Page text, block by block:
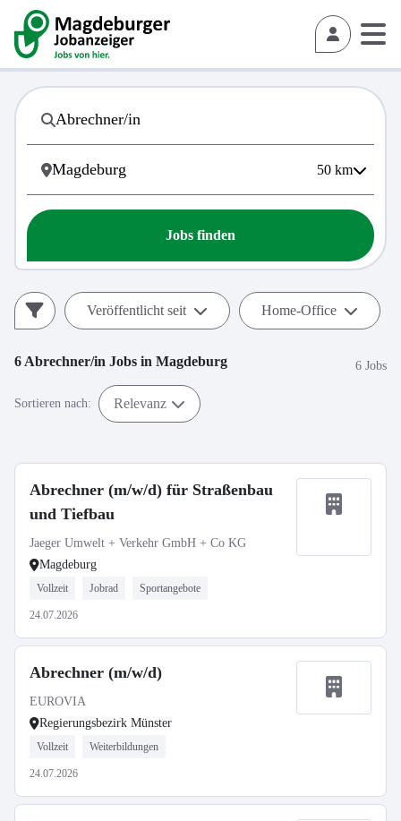
50 km
Jobs finden
Veröffentlicht seit Home-Office
6 Abrechner/in Jobs in Magdeburg 6 Jobs
Sortieren nach: Relevanz
Abrechner (m/w/d) für Straßenbau
und Tiefbau
Jaeger Umwelt + Verkehr GmbH + Co KG
Magdeburg
Vollzeit Jobrad Sportangebote
24.07.2026
Abrechner (m/w/d)
EUROVIA
Regierungsbezirk Münster
Vollzeit Weiterbildungen
24.07.2026